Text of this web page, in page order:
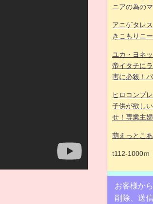
ニアの為の
アニゲタレ
きこもりニ
ユカ・ヨネ
帝イタチに
害に必殺！
ヒロコンプ
子供が欲し
せ！専業主
萌えっとこあ
t112-1000ｍ
お客様か
削除、送